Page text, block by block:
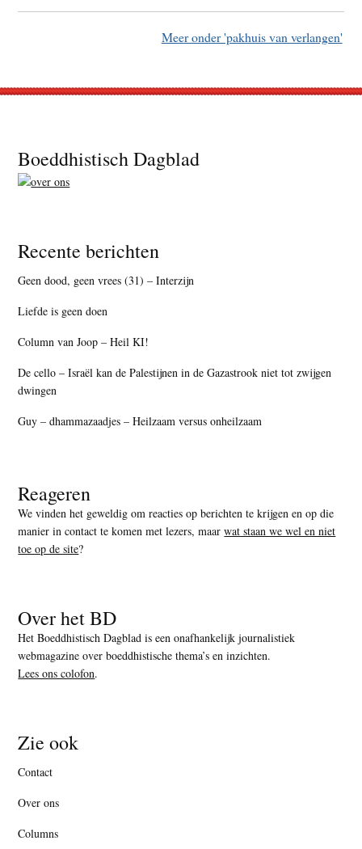
Meer onder 'pakhuis van verlangen'
Footer
Boeddhistisch Dagblad
Recente berichten
Geen dood, geen vrees (31) – Interzijn
Liefde is geen doen
Column van Joop – Heil KI!
De cello – Israël kan de Palestijnen in de Gazastrook niet tot zwijgen
dwingen
Guy – dhammazaadjes – Heilzaam versus onheilzaam
Reageren
We vinden het geweldig om reacties op berichten te krijgen en op die
manier in contact te komen met lezers, maarwat staan we wel en niet
toe op de site?
Over het BD
Het Boeddhistisch Dagblad is een onafhankelijk journalistiek
webmagazine over boeddhistische thema’s en inzichten.
Lees ons colofon.
Zie ook
Contact
Over ons
Columns